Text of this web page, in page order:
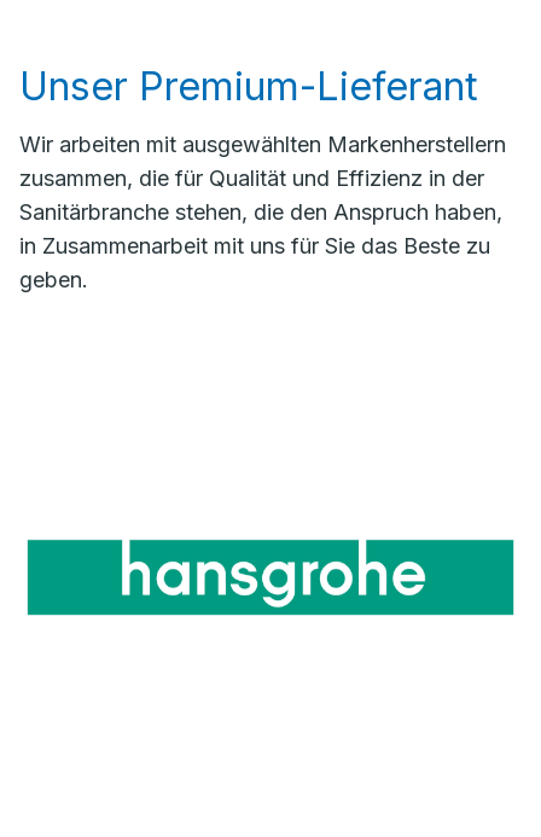
Unser Premium-Lieferant
Wir arbeiten mit ausgewählten Markenherstellern
zusammen, die für Qualität und Effizienz in der
Sanitärbranche stehen, die den Anspruch haben,
in Zusammenarbeit mit uns für Sie das Beste zu
geben.